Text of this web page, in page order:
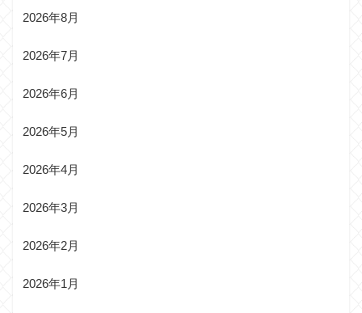
2026年8月
2026年7月
2026年6月
2026年5月
2026年4月
2026年3月
2026年2月
2026年1月